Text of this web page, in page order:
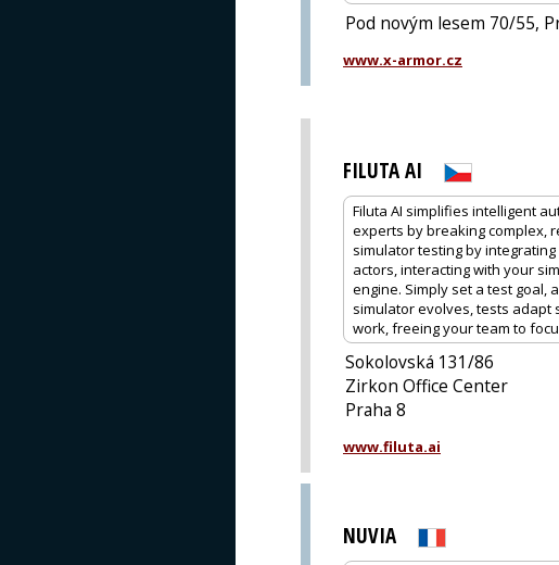
Pod novým lesem 70/55,
www.x-armor.cz
FILUTA AI
Filuta AI simplifies intelligent
experts by breaking complex,
simulator testing by
actors, interacting with your
engine. Simply set a test goal,
simulator evolves, tests adapt
work, freeing your team to
Sokolovská 131/86
Zirkon Office Center
Praha 8
www.filuta.ai
NUVIA